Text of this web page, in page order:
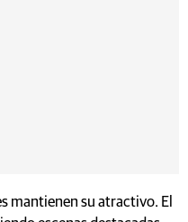
mantienen su atractivo. El